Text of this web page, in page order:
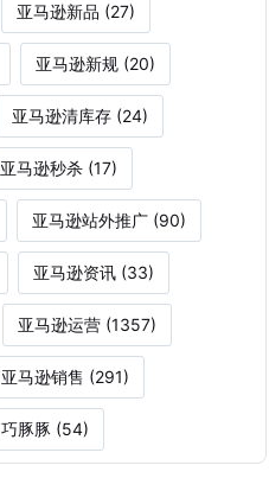
亚马逊新品 (27)
亚马逊新规 (20)
亚马逊清库存 (24)
亚马逊秒杀 (17)
亚马逊站外推广 (90)
亚马逊资讯 (33)
亚马逊运营 (1357)
亚马逊销售 (291)
巧豚豚 (54)